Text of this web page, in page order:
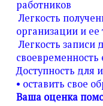
работников
Легкость
организации и ее
Легкость записи
своевременность
Доступность для
• оставить свое
Ваша оценка